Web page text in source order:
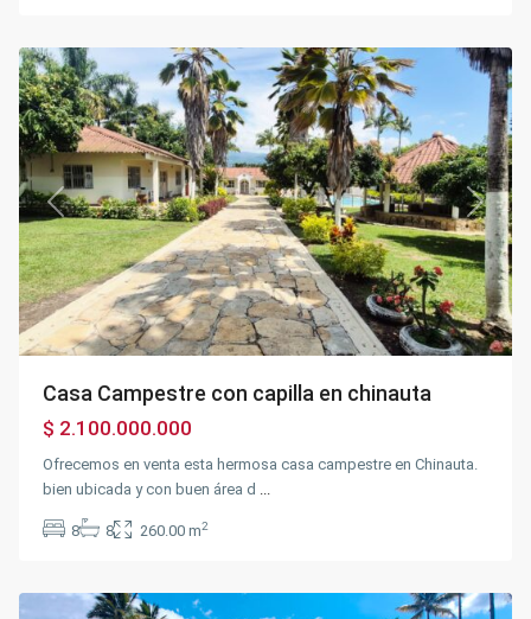
Previous Next
Casa Campestre con capilla en chinauta
$ 2.100.000.000
Ofrecemos en venta esta hermosa casa campestre en Chinauta.
bien ubicada y con buen área d ...
8 8 260.00 m2